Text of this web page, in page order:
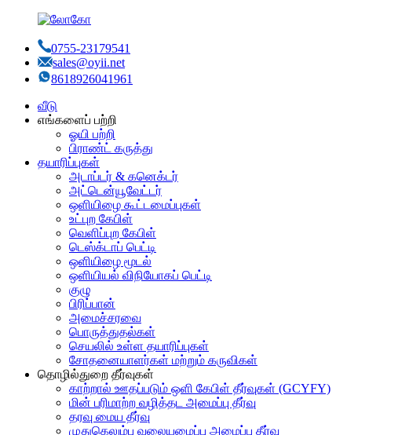
0755-23179541
sales@oyii.net
8618926041961
வீடு
எங்களைப் பற்றி
ஓயி பற்றி
பிராண்ட் கருத்து
தயாரிப்புகள்
அடாப்டர் & கனெக்டர்
அட்டென்யூவேட்டர்
ஒளியிழை கூட்டமைப்புகள்
உட்புற கேபிள்
வெளிப்புற கேபிள்
டெஸ்க்டாப் பெட்டி
ஒளியிழை மூடல்
ஒளியியல் விநியோகப் பெட்டி
குழு
பிரிப்பான்
அமைச்சரவை
பொருத்துதல்கள்
செயலில் உள்ள தயாரிப்புகள்
சோதனையாளர்கள் மற்றும் கருவிகள்
தொழில்துறை தீர்வுகள்
காற்றால் ஊதப்படும் ஒளி கேபிள் தீர்வுகள் (GCYFY)
மின் பரிமாற்ற வழித்தட அமைப்பு தீர்வு
தரவு மைய தீர்வு
முதுகெலும்பு வலையமைப்பு அமைப்பு தீர்வு